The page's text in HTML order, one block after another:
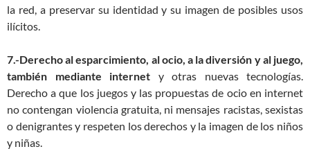
la red, a preservar su identidad y su imagen de posibles usos
ilícitos.
7.-Derecho al esparcimiento, al ocio, a la diversión y al juego,
también mediante internet y otras nuevas tecnologías.
Derecho a que los juegos y las propuestas de ocio en internet
no contengan violencia gratuita, ni mensajes racistas, sexistas
o denigrantes y respeten los derechos y la imagen de los niños
y niñas.